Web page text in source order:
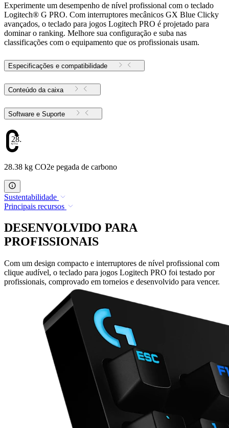
Experimente um desempenho de nível profissional com o teclado
Logitech® G PRO. Com interruptores mecânicos GX Blue Clicky
avançados, o teclado para jogos Logitech PRO é projetado para
dominar o ranking. Melhore sua configuração e suba nas
classificações com o equipamento que os profissionais usam.
Especificações e compatibilidade
Conteúdo da caixa
Software e Suporte
28.38
28.38 kg CO2e pegada de carbono
Sustentabilidade
Principais recursos
DESENVOLVIDO PARA
PROFISSIONAIS
Com um design compacto e interruptores de nível profissional com
clique audível, o teclado para jogos Logitech PRO foi testado por
profissionais, comprovado em torneios e desenvolvido para vencer.